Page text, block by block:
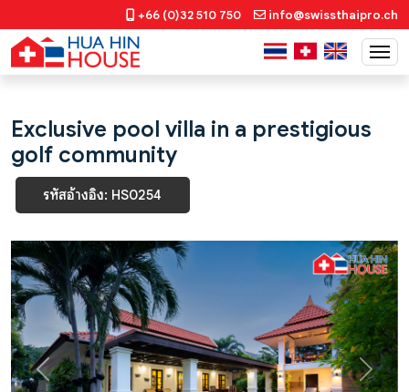
+66 (0)32 510 750 info@swissthaipro.ch
Exclusive pool villa in a prestigious
golf community
รหัสอ้างอิง: HS0254
Previous Next